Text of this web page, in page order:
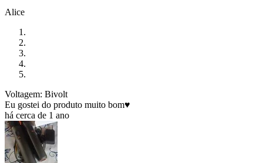
Alice
Voltagem: Bivolt
Eu gostei do produto muito bom♥️
há cerca de 1 ano